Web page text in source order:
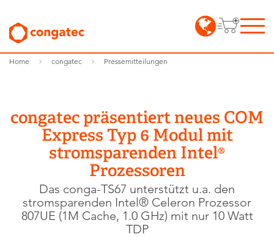
Home congatec Pressemitteilungen
congatec präsentiert neues COM
Express Typ 6 Modul mit
stromsparenden Intel®
Prozessoren
Das conga-TS67 unterstützt u.a. den
stromsparenden Intel® Celeron Prozessor
807UE (1M Cache, 1.0 GHz) mit nur 10 Watt
TDP